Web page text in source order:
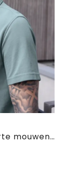
Shirt met korte mouwen in piquékwaliteit